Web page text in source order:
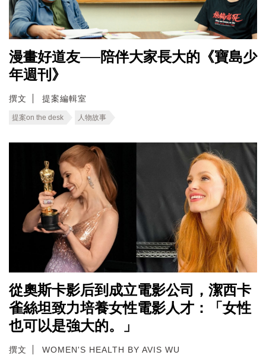
漫畫好道友──陪伴大家長大的《寶島少
年週刊》
撰文 提案編輯室
提案on the desk 人物故事
從奧斯卡影后到成立電影公司，潔西卡
雀絲坦致力培養女性電影人才：「女性
也可以是強大的。」
撰文 WOMEN'S HEALTH BY AVIS WU